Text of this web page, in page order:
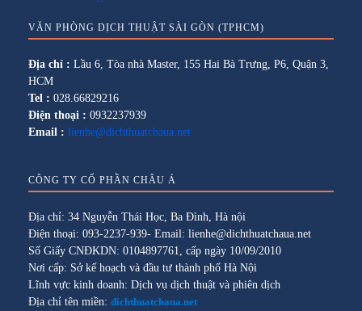
VĂN PHÒNG DỊCH THUẬT SÀI GÒN (TPHCM)
Địa chỉ : Lầu 6, Tòa nhà Master, 155 Hai Bà Trưng, P6, Quận 3,
HCM
Tel : 028.66829216
Điện thoại : 0932237939
Email : lienhe@dichthuatchaua.net
CÔNG TY CỔ PHẦN CHÂU Á
Địa chỉ: 34 Nguyễn Thái Học, Ba Đình, Hà nội
Điện thoại: 093-2237-939- Email: lienhe@dichthuatchaua.net
Số Giấy CNĐKDN: 0104897761, cấp ngày 10/09/2010
Nơi cấp: Sở kế hoạch và đầu tư thành phố Hà Nội
Lĩnh vực kinh doanh: Dịch vụ dịch thuật và phiên dịch
Địa chỉ tên miền: dichthuatchaua.net